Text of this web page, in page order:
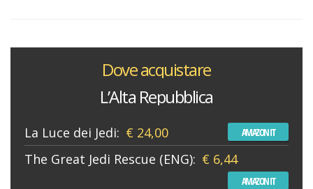
Dove acquistare
L’Alta Repubblica
La Luce dei Jedi: € 24,00 AMAZON IT
The Great Jedi Rescue (ENG): € 6,44
AMAZON IT